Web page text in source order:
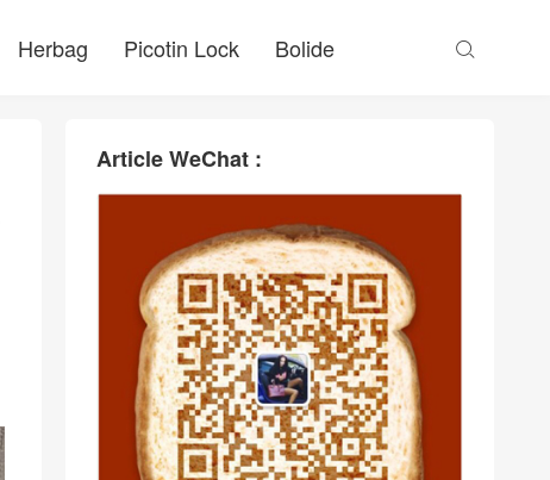
Herbag Picotin Lock Bolide 
Article WeChat :